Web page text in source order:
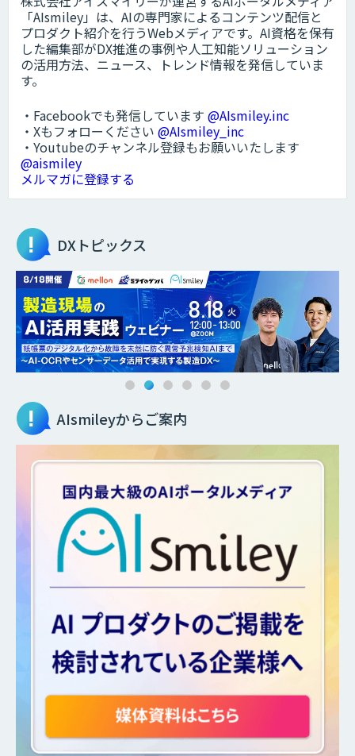
「AIsmiley」は、AIの専門家によるコンテンツ配信と
プロダクト紹介を行うWebメディアです。AI資格を保有
した編集部がDX推進の事例や人工知能ソリューション
の活用方法、ニュース、トレンド情報を発信していま
す。
・Facebookでも発信しています @AIsmiley.inc
・Xもフォローください @AIsmiley_inc
・Youtubeのチャンネル登録もお願いいたします
@aismiley
メルマガに登録する
DXトピックス
AIsmileyからご案内